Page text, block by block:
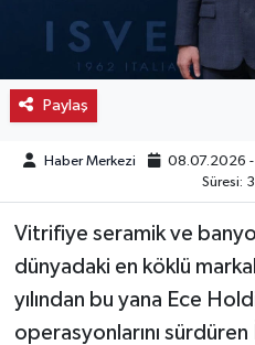
Paylaş
Haber Merkezi 08.07.2026 -
Süresi:
Vitrifiye seramik ve
dünyadaki en köklü
yılından bu yana Ece
operasyonlarını
Kargı
Laçin
Mecitözü
Oğuzlar
Ortaköy
Osmancık